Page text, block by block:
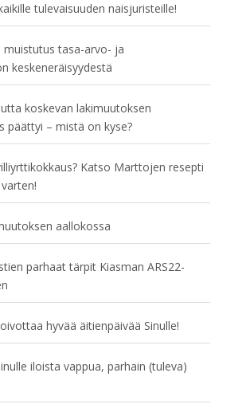
tulevaisuuden naisjuristeille!
muistutus tasa-arvo- ja
keskeneräisyydestä
koskevan lakimuutoksen
päättyi – mistä on kyse?
Katso Marttojen resepti
aallokossa
parhaat tärpit Kiasman ARS22-
hyvää äitienpäivää Sinulle!
iloista vappua, parhain (tuleva)